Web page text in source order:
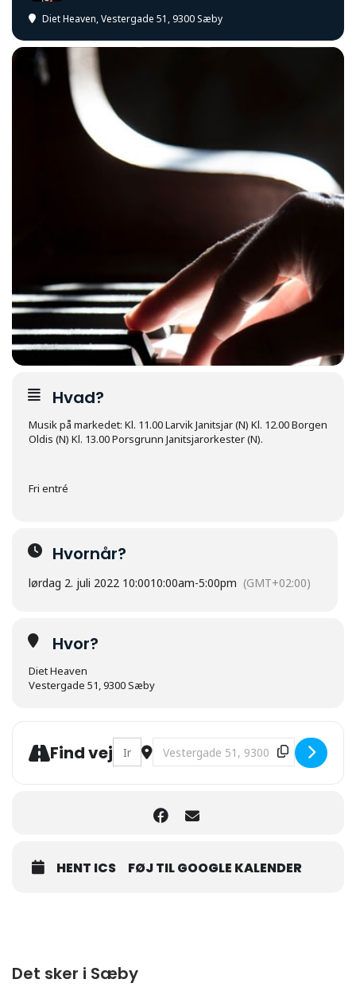
Diet Heaven, Vestergade 51, 9300 Sæby
Hvad?
Musik på markedet: Kl. 11.00 Larvik Janitsjar (N) Kl. 12.00 Borgen
Oldis (N) Kl. 13.00 Porsgrunn Janitsjarorkester (N).
Fri entré
Hvornår?
lørdag 2. juli 2022 10:0010:00am-5:00pm (GMT+02:00)
Hvor?
Diet Heaven
Vestergade 51, 9300 Sæby
Find vej Address - Strandmarked i Sæby
Destination Address -
HENT ICS FØJ TIL GOOGLE KALENDER
Det sker i Sæby